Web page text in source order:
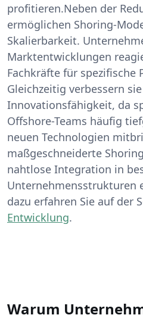
profitieren.Neben der
ermöglichen Shoring-
Skalierbarkeit.
Marktentwicklungen
Fachkräfte für spezifische
Gleichzeitig verbessern
Innovationsfähigkeit, da
Offshore-Teams häufig
neuen Technologien
maßgeschneiderte
nahtlose Integration in
Unternehmensstrukturen
dazu erfahren Sie auf der
Entwicklung.
Warum